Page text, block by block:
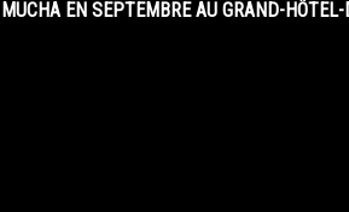
EN SEPTEMBRE AU GRAND-HÔTEL-